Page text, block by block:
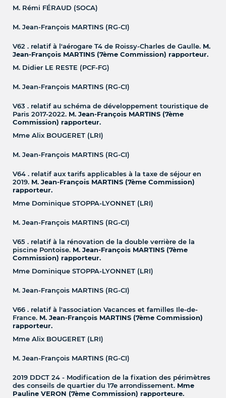
M. Rémi FÉRAUD (SOCA)
M. Jean-François MARTINS (RG-CI)
V62 . relatif à l'aérogare T4 de Roissy-Charles de Gaulle. M.
Jean-François MARTINS (7ème Commission) rapporteur.
M. Didier LE RESTE (PCF-FG)
M. Jean-François MARTINS (RG-CI)
V63 . relatif au schéma de développement touristique de
Paris 2017-2022. M. Jean-François MARTINS (7ème
Commission) rapporteur.
Mme Alix BOUGERET (LRI)
M. Jean-François MARTINS (RG-CI)
V64 . relatif aux tarifs applicables à la taxe de séjour en
2019. M. Jean-François MARTINS (7ème Commission)
rapporteur.
Mme Dominique STOPPA-LYONNET (LRI)
M. Jean-François MARTINS (RG-CI)
V65 . relatif à la rénovation de la double verrière de la
piscine Pontoise. M. Jean-François MARTINS (7ème
Commission) rapporteur.
Mme Dominique STOPPA-LYONNET (LRI)
M. Jean-François MARTINS (RG-CI)
V66 . relatif à l'association Vacances et familles Ile-de-
France. M. Jean-François MARTINS (7ème Commission)
rapporteur.
Mme Alix BOUGERET (LRI)
M. Jean-François MARTINS (RG-CI)
2019 DDCT 24 - Modification de la fixation des périmètres
des conseils de quartier du 17e arrondissement. Mme
Pauline VERON (7ème Commission) rapporteure.